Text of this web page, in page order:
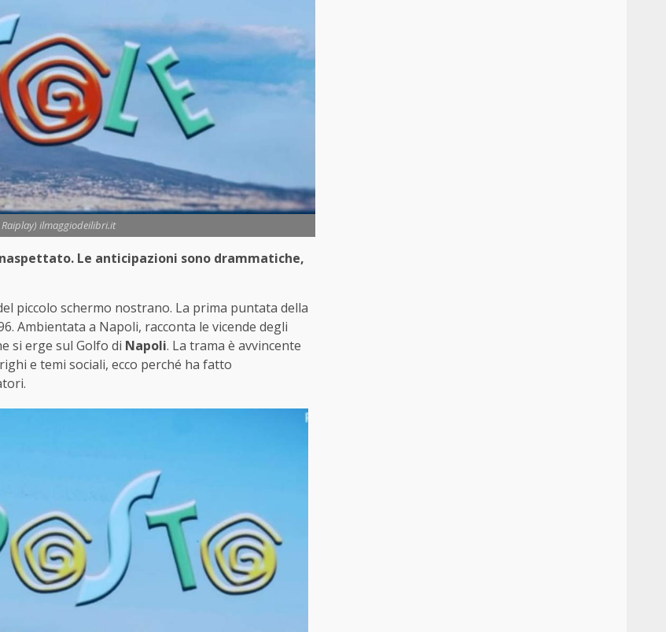
Raiplay) ilmaggiodeilibri.it
Le anticipazioni sono drammatiche,
piccolo schermo nostrano. La prima puntata della
Ambientata a Napoli, racconta le vicende degli
si erge sul Golfo di Napoli. La trama è avvincente
e temi sociali, ecco perché ha fatto